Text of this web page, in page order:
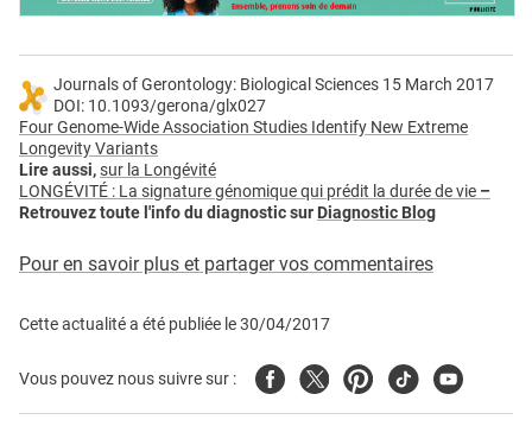
Journals of Gerontology: Biological Sciences 15 March 2017
DOI: 10.1093/gerona/glx027
Four Genome-Wide Association Studies Identify New Extreme
Longevity Variants
Lire aussi,sur la Longévité
LONGÉVITÉ : La signature génomique qui prédit la durée de vie –
Retrouvez toute l'info du diagnostic sur Diagnostic Blog
Pour en savoir plus et partager vos commentaires
Cette actualité a été publiée le30/04/2017
Vous pouvez nous suivre sur : FacebookTwitterPinterest
TiktokYoutube